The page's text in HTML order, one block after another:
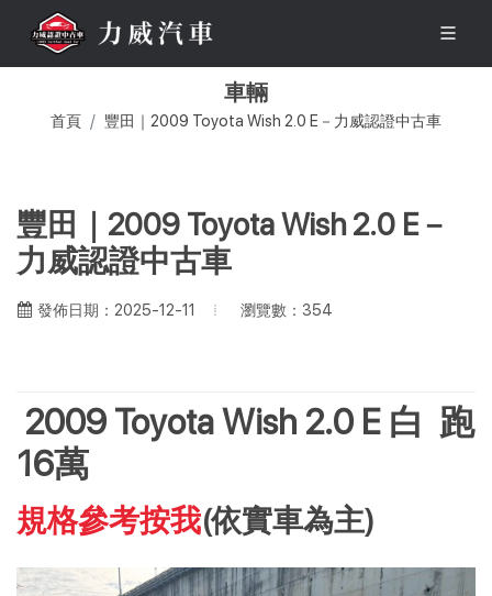
車輛
首頁 豐田｜2009 Toyota Wish 2.0 E－力威認證中古車
豐田｜2009 Toyota Wish 2.0 E－
力威認證中古車
發佈日期：2025-12-11 瀏覽數：354
2009 Toyota Wish 2.0 E 白 跑
16萬
規格參考按我(依實車為主)